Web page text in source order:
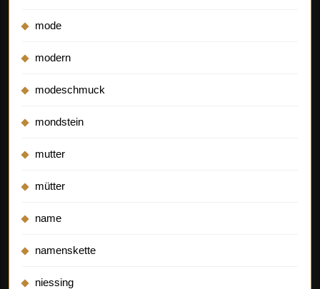
mode
modern
modeschmuck
mondstein
mutter
mütter
name
namenskette
niessing